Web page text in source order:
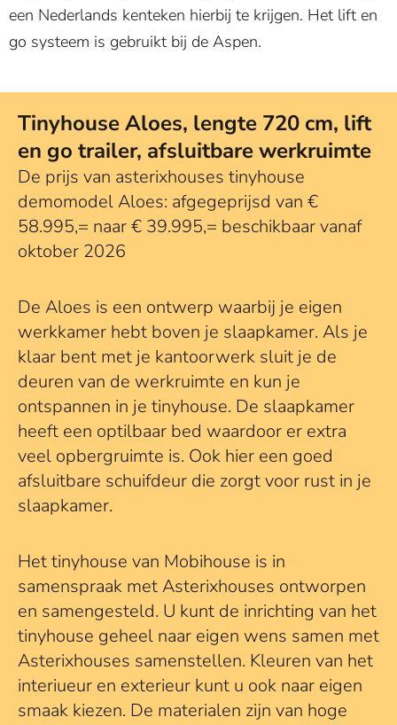
een Nederlands kenteken hierbij te krijgen. Het lift en
go systeem is gebruikt bij de Aspen.
Tinyhouse Aloes, lengte 720 cm, lift
en go trailer, afsluitbare werkruimte
De prijs van asterixhouses tinyhouse
demomodel Aloes: afgegeprijsd van €
58.995,= naar € 39.995,= beschikbaar vanaf
oktober 2026
De Aloes is een ontwerp waarbij je eigen
werkkamer hebt boven je slaapkamer. Als je
klaar bent met je kantoorwerk sluit je de
deuren van de werkruimte en kun je
ontspannen in je tinyhouse. De slaapkamer
heeft een optilbaar bed waardoor er extra
veel opbergruimte is. Ook hier een goed
afsluitbare schuifdeur die zorgt voor rust in je
slaapkamer.
Het tinyhouse van Mobihouse is in
samenspraak met Asterixhouses ontworpen
en samengesteld. U kunt de inrichting van het
tinyhouse geheel naar eigen wens samen met
Asterixhouses samenstellen. Kleuren van het
interiueur en exterieur kunt u ook naar eigen
smaak kiezen. De materialen zijn van hoge